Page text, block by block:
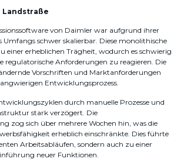
von Daimler war aufgrund ihrer
Umfangs schwer skalierbar. Diese monolithische
einer erheblichen Trägheit, wodurch es schwierig
regulatorische Anforderungen zu reagieren. Die
Vorschriften und Marktanforderungen
Entwicklungsprozess.
durch manuelle Prozesse und
stark verzögert. Die
zog sich über mehrere Wochen hin, was die
erheblich einschränkte. Dies führte
Arbeitsabläufen, sondern auch zu einer
neuer Funktionen.